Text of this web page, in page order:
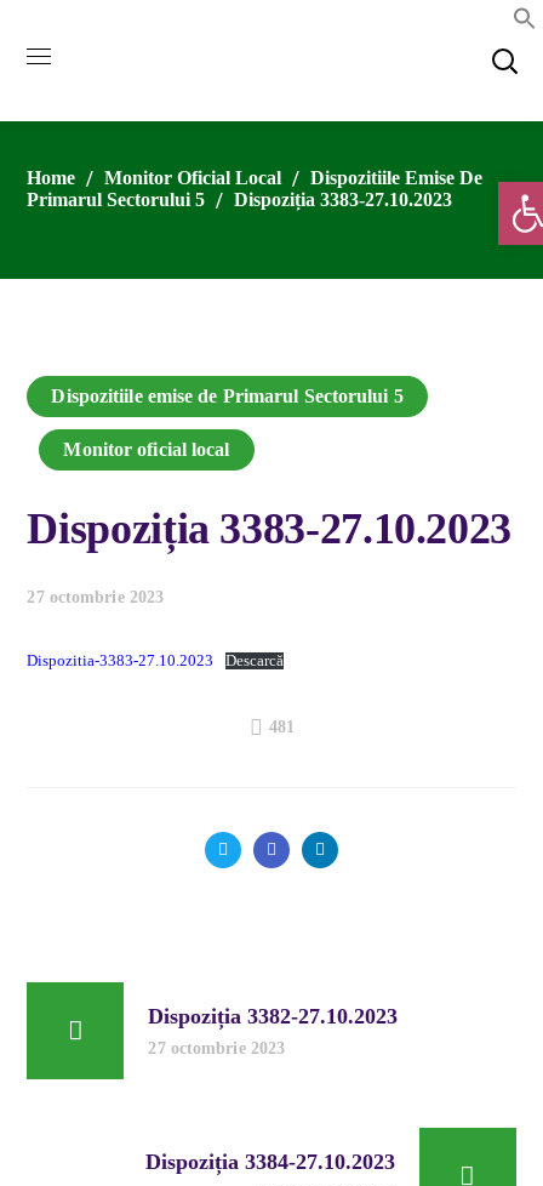
Home Monitor Oficial Local
Dispozitiile Emise De
Primarul Sectorului 5
Dispoziția 3383-27.10.2023
Dispozitiile emise de Primarul Sectorului 5
Monitor oficial local
Dispoziția 3383-27.10.2023
27 octombrie 2023
Dispozitia-3383-27.10.2023 Descarcă
481
Dispoziția 3382-27.10.2023
27 octombrie 2023
Dispoziția 3384-27.10.2023